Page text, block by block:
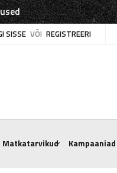
SISSE VÕI REGISTREERI
Matkatarvikud Kampaaniad